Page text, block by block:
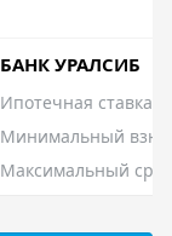
БАНК УРАЛСИБ
Ипотечная ставка
Минимальный
Максимальный срок